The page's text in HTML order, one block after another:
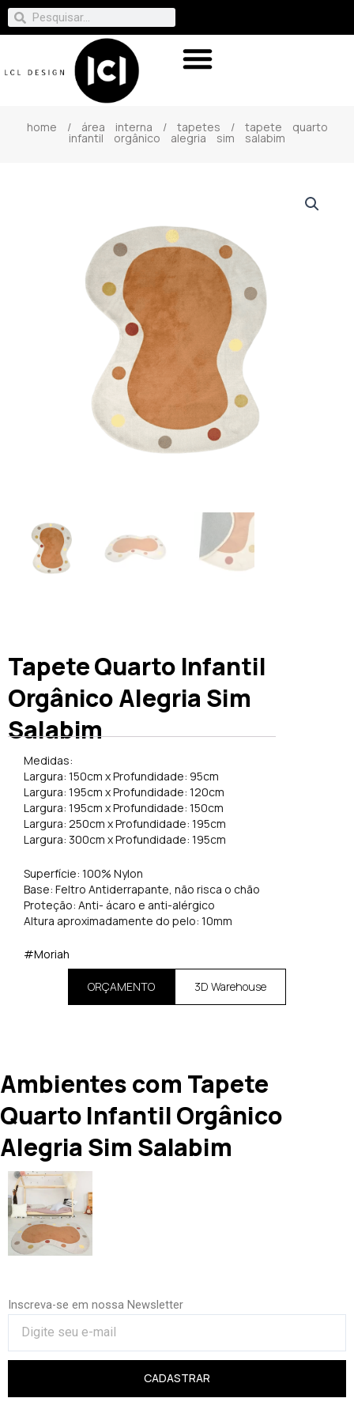
home / área interna / tapetes / tapete quarto
infantil orgânico alegria sim salabim
Tapete Quarto Infantil
Orgânico Alegria Sim
Salabim
Medidas:
Largura: 150cm x Profundidade: 95cm
Largura: 195cm x Profundidade: 120cm
Largura: 195cm x Profundidade: 150cm
Largura: 250cm x Profundidade: 195cm
Largura: 300cm x Profundidade: 195cm
Superfície: 100% Nylon
Base: Feltro Antiderrapante, não risca o chão
Proteção: Anti- ácaro e anti-alérgico
Altura aproximadamente do pelo: 10mm
#Moriah
ORÇAMENTO 3D Warehouse
Ambientes com Tapete
Quarto Infantil Orgânico
Alegria Sim Salabim
Inscreva-se em nossa Newsletter
CADASTRAR